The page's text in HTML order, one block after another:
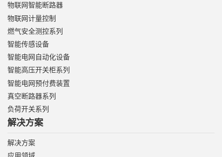
物联网智能断路器
物联网计量控制
燃气安全测控系列
智能传感设备
智能电网自动化设备
智能高压开关柜系列
智能电网预付费装置
真空断路器系列
负荷开关系列
解决方案
解决方案
应用领域